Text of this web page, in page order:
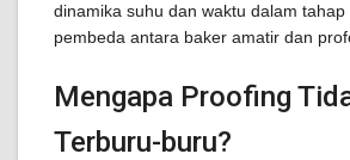
dinamika suhu dan waktu dalam tahap
pembeda antara baker amatir dan
Mengapa Proofing
Terburu-buru?